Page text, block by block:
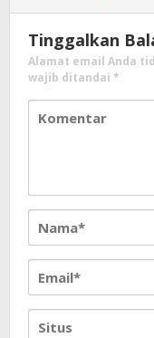
Tinggalkan
Alamat email Anda
wajib ditandai *